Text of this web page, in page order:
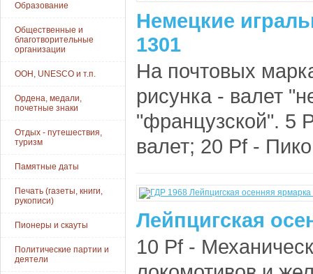
Образование
Общественные и
благотворительные
организации
ООН, UNESCO и т.п.
Ордена, медали,
почетные знаки
Отдых - путешествия,
туризм
Памятные даты
Печать (газеты, книги,
рукописи)
Пионеры и скауты
Политические партии и
деятели
Немецкие
1301
На почтовых
рисунка - валет
"французской". 5
валет; 20 Pf -
Лейпцигская
10 Pf -